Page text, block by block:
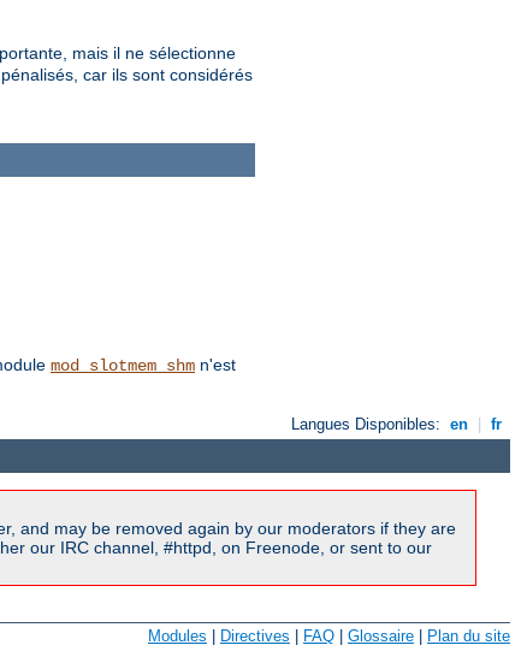
mais il ne sélectionne
car ils sont considérés
mod_slotmem_shm n'est
Langues Disponibles: en fr
and may be removed again by our moderators if they are
our IRC channel, #httpd, on Freenode, or sent to our
Modules | Directives | FAQ | Glossaire | Plan du site